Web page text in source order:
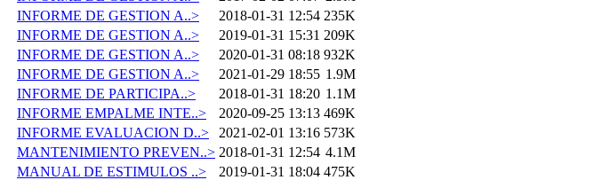
INFORME DE GESTION A..>
2018-01-31 12:54 235K
INFORME DE GESTION A..>
2019-01-31 15:31 209K
INFORME DE GESTION A..>
2020-01-31 08:18 932K
INFORME DE GESTION A..>
2021-01-29 18:55 1.9M
INFORME DE PARTICIPA..>
2018-01-31 18:20 1.1M
INFORME EMPALME INTE..>
2020-09-25 13:13 469K
INFORME EVALUACION D..>
2021-02-01 13:16 573K
MANTENIMIENTO PREVEN..> 2018-01-31 12:54 4.1M
MANUAL DE ESTIMULOS ..>
2019-01-31 18:04 475K